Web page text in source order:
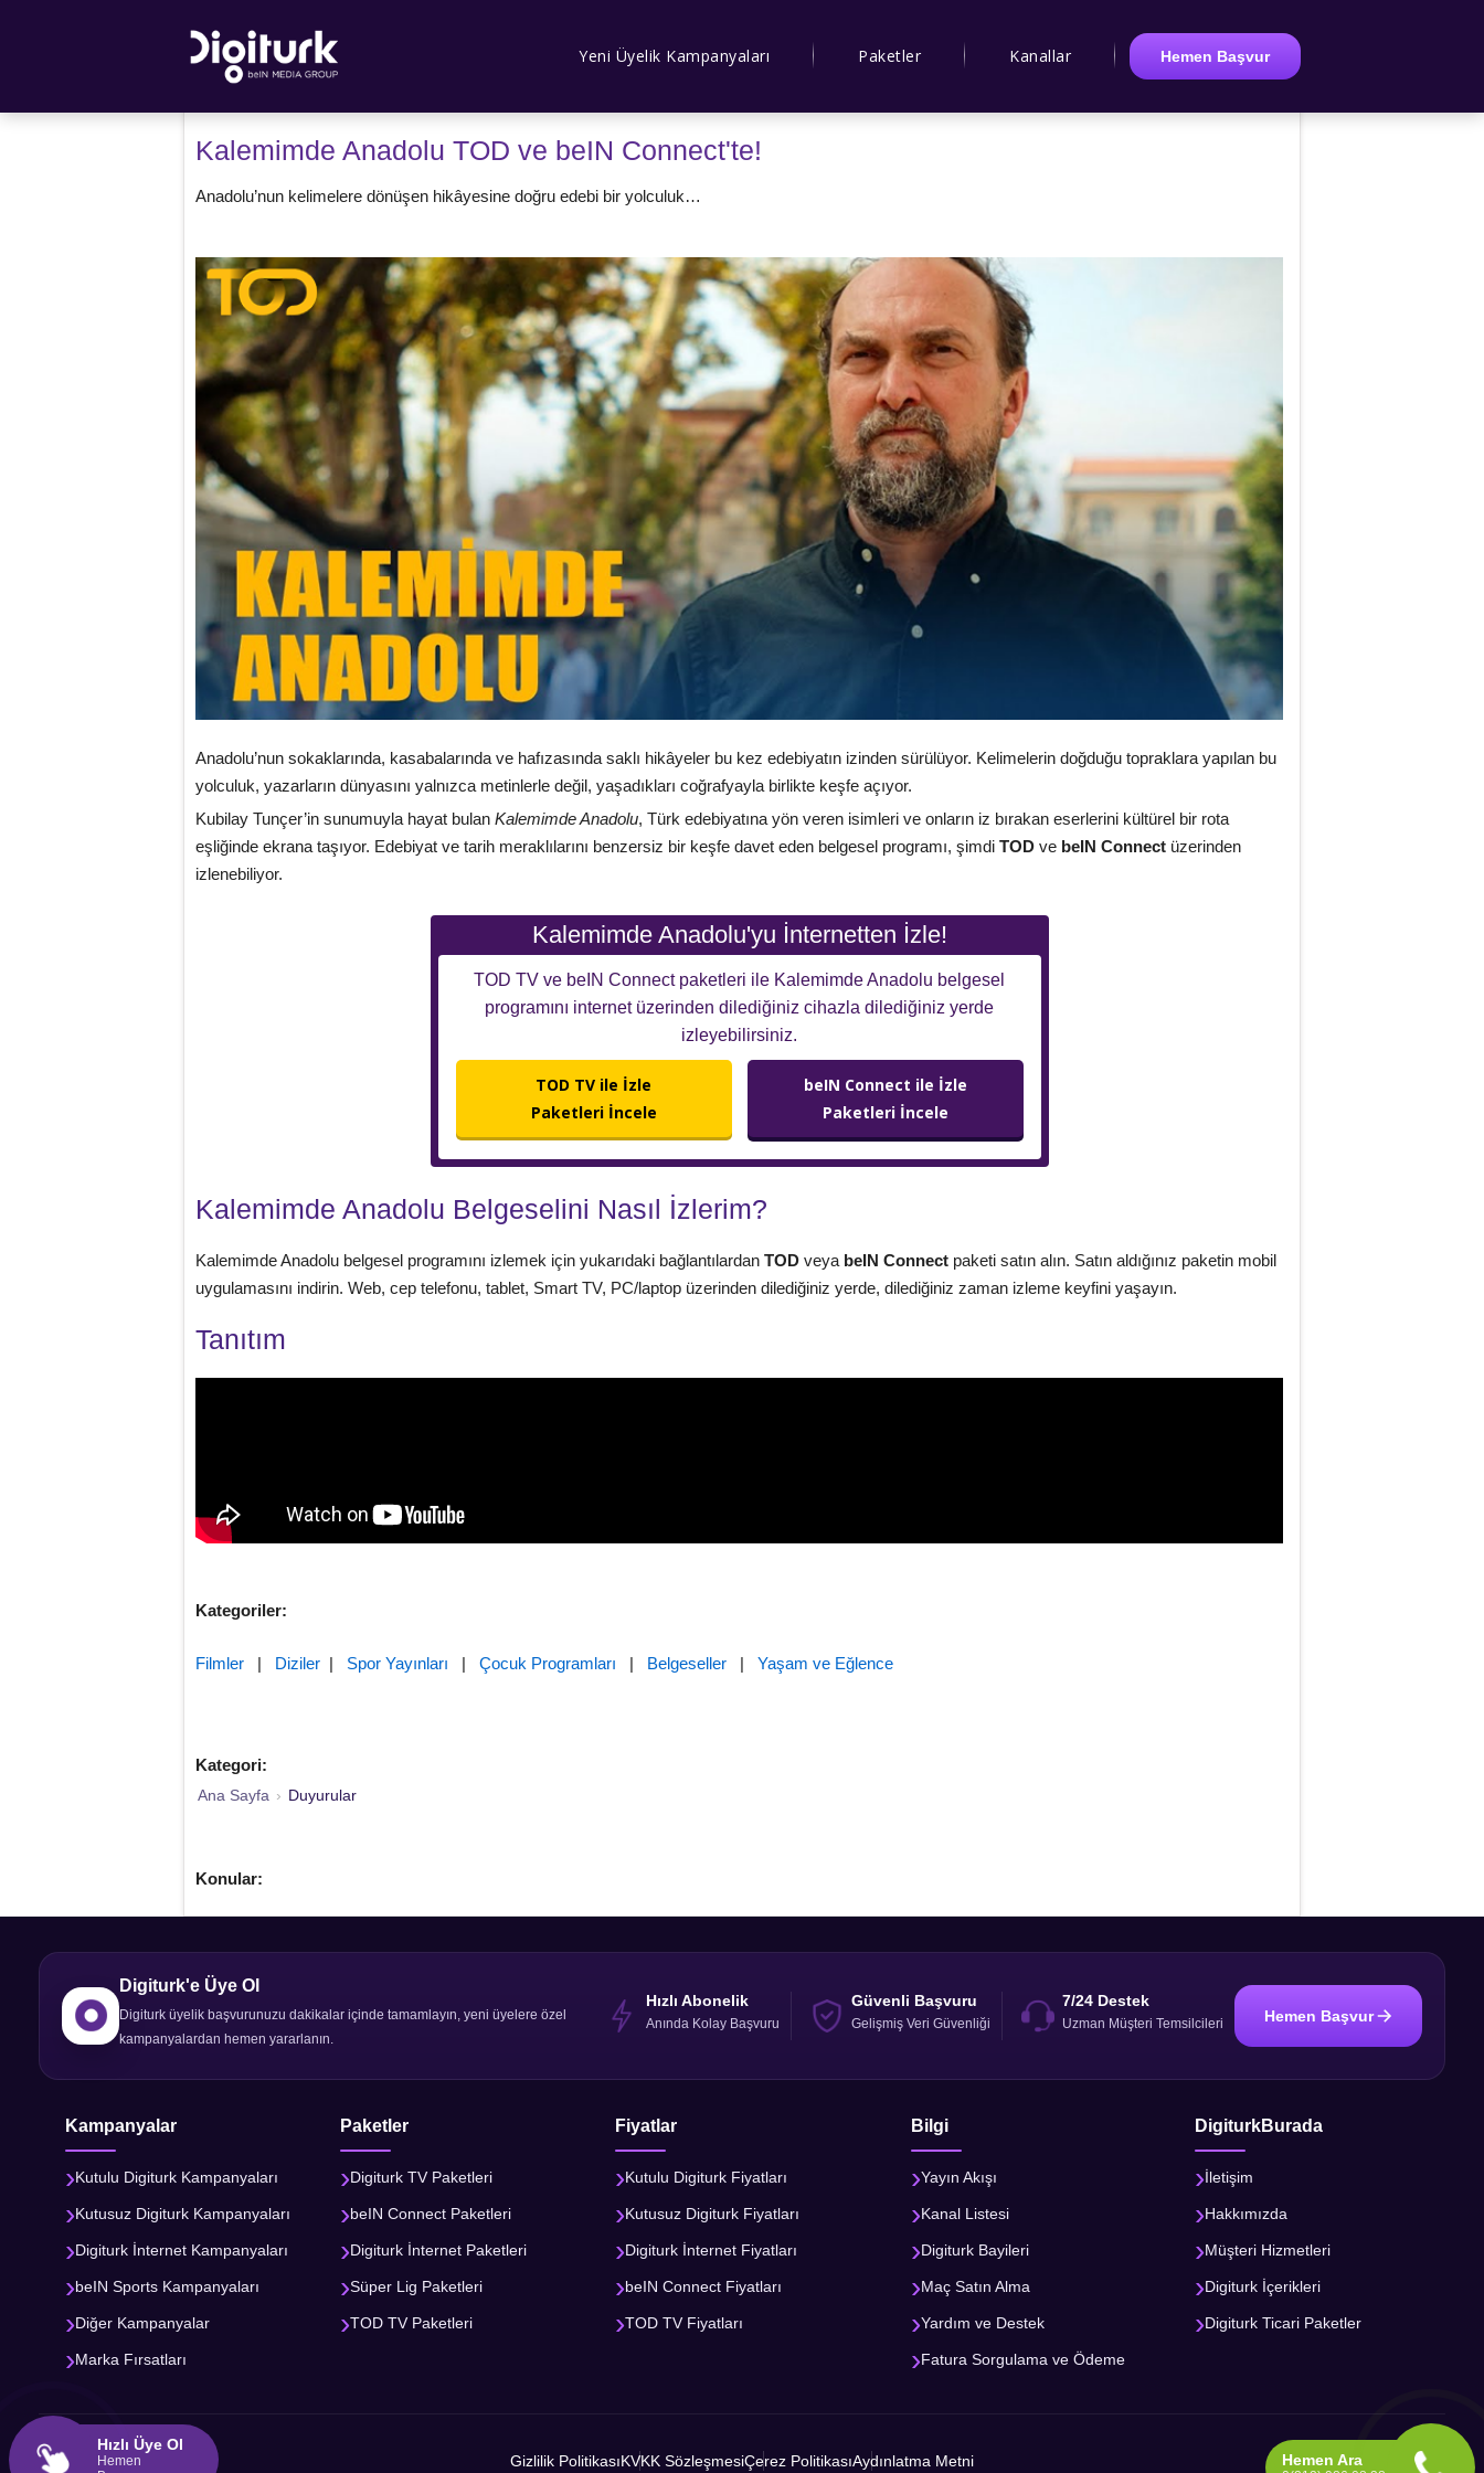
Yeni Üyelik Kampanyaları Paketler Kanallar Hemen Başvur
Kalemimde Anadolu TOD ve beIN Connect'te!
Anadolu’nun kelimelere dönüşen hikâyesine doğru edebi bir yolculuk…
Anadolu’nun sokaklarında, kasabalarında ve hafızasında saklı hikâyeler bu kez edebiyatın izinden sürülüyor. Kelimelerin doğduğu topraklara yapılan bu
yolculuk, yazarların dünyasını yalnızca metinlerle değil, yaşadıkları coğrafyayla birlikte keşfe açıyor.
Kubilay Tunçer’in sunumuyla hayat bulan Kalemimde Anadolu, Türk edebiyatına yön veren isimleri ve onların iz bırakan eserlerini kültürel bir rota
eşliğinde ekrana taşıyor. Edebiyat ve tarih meraklılarını benzersiz bir keşfe davet eden belgesel programı, şimdi TOD ve beIN Connect üzerinden
izlenebiliyor.
Kalemimde Anadolu'yu İnternetten İzle!
TOD TV ve beIN Connect paketleri ile Kalemimde Anadolu belgesel
programını internet üzerinden dilediğiniz cihazla dilediğiniz yerde
izleyebilirsiniz.
TOD TV ile İzle
Paketleri İncele
beIN Connect ile İzle
Paketleri İncele
Kalemimde Anadolu Belgeselini Nasıl İzlerim?
Kalemimde Anadolu belgesel programını izlemek için yukarıdaki bağlantılardan TOD veya beIN Connect paketi satın alın. Satın aldığınız paketin mobil
uygulamasını indirin. Web, cep telefonu, tablet, Smart TV, PC/laptop üzerinden dilediğiniz yerde, dilediğiniz zaman izleme keyfini yaşayın.
Tanıtım
Kategoriler:
Filmler | Diziler | Spor Yayınları | Çocuk Programları | Belgeseller | Yaşam ve Eğlence
Kategori:
Ana Sayfa › Duyurular
Konular:
Digiturk'e Üye Ol
Digiturk üyelik başvurunuzu dakikalar içinde tamamlayın, yeni üyelere özel
kampanyalardan hemen yararlanın.
Hızlı Abonelik
Anında Kolay Başvuru
Güvenli Başvuru
Gelişmiş Veri Güvenliği
7/24 Destek
Uzman Müşteri Temsilcileri Hemen Başvur
Kampanyalar
Kutulu Digiturk Kampanyaları
Kutusuz Digiturk Kampanyaları
Digiturk İnternet Kampanyaları
beIN Sports Kampanyaları
Diğer Kampanyalar
Marka Fırsatları
Paketler
Digiturk TV Paketleri
beIN Connect Paketleri
Digiturk İnternet Paketleri
Süper Lig Paketleri
TOD TV Paketleri
Fiyatlar
Kutulu Digiturk Fiyatları
Kutusuz Digiturk Fiyatları
Digiturk İnternet Fiyatları
beIN Connect Fiyatları
TOD TV Fiyatları
Bilgi
Yayın Akışı
Kanal Listesi
Digiturk Bayileri
Maç Satın Alma
Yardım ve Destek
Fatura Sorgulama ve Ödeme
DigiturkBurada
İletişim
Hakkımızda
Müşteri Hizmetleri
Digiturk İçerikleri
Digiturk Ticari Paketler
Gizlilik PolitikasıKVKK SözleşmesiÇerez PolitikasıAydınlatma Metni
Hızlı Üye Ol
Hemen
Hemen Ara